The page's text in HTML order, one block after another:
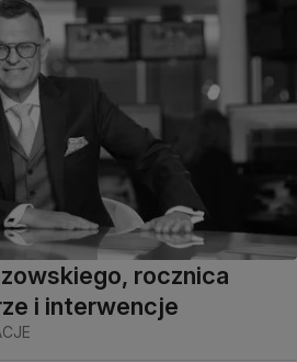
rocznica
i interwencje